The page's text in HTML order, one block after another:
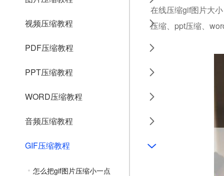
视频压缩教程
PDF压缩教程
PPT压缩教程
WORD压缩教程
音频压缩教程
GIF压缩教程
怎么把gif图片压缩小一点
在线压缩gif图片大
压缩、ppt压缩、